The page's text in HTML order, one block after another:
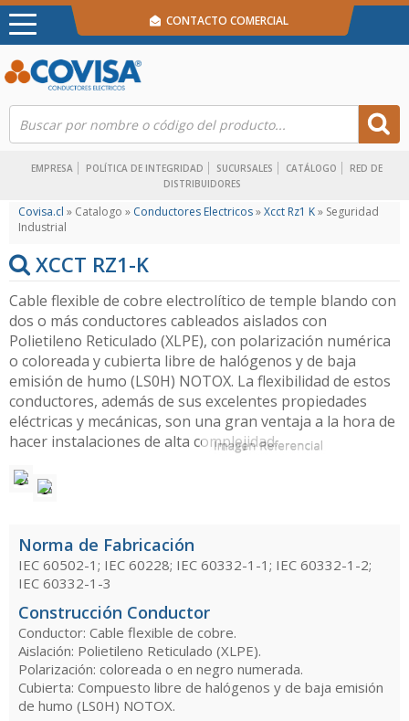
EMPRESA POLÍTICA DE INTEGRIDAD SUCURSALES CATÁLOGO
RED DE
DISTRIBUIDORES
CONTACTO COMERCIAL
Covisa.cl » Catalogo » Conductores Electricos»Xcct Rz1 K» Seguridad
Industrial
XCCT RZ1-K
Cable flexible de cobre electrolítico de temple blando con
dos o más conductores cableados aislados con
Polietileno Reticulado (XLPE), con polarización numérica
o coloreada y cubierta libre de halógenos y de baja
emisión de humo (LS0H) NOTOX. La flexibilidad de estos
conductores, además de sus excelentes propiedades
eléctricas y mecánicas, son una gran ventaja a la hora de
hacer instalaciones de alta complejidad.
Norma de Fabricación
IEC 60502-1; IEC 60228; IEC 60332-1-1; IEC 60332-1-2;
IEC 60332-1-3
Construcción Conductor
Conductor: Cable flexible de cobre.
Aislación: Polietileno Reticulado (XLPE).
Polarización: coloreada o en negro numerada.
Cubierta: Compuesto libre de halógenos y de baja emisión
de humo (LS0H) NOTOX.